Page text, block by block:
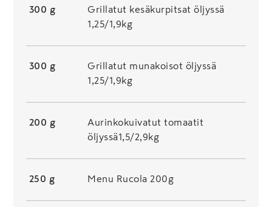
300 g
Grillatut kesäkurpitsat öljyssä
1,25/1,9kg
300 g
Grillatut munakoisot öljyssä
1,25/1,9kg
200 g
Aurinkokuivatut tomaatit
öljyssä1,5/2,9kg
250 g Menu Rucola 200g